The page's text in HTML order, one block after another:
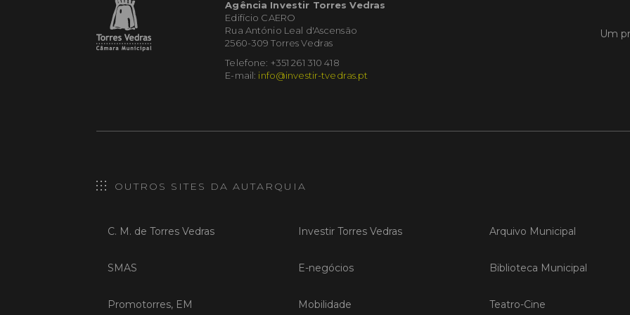
Agência Investir Torres Vedras
Edifício CAERO
Rua António Leal d'Ascensão
2560-309 Torres Vedras
Telefone: +351 261 310 418
E-mail: info@investir-tvedras.pt
Um
OUTROS SITES DA AUTARQUIA
C. M. de Torres Vedras
SMAS
Promotorres, EM
Investir Torres Vedras
E-negócios
Mobilidade
Arquivo Municipal
Biblioteca Municipal
Teatro-Cine